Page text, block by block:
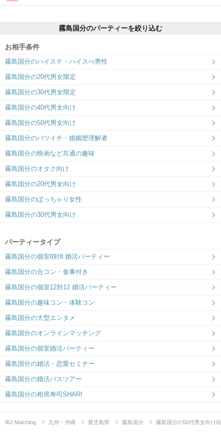
霧島市で唯一の婚活パーティー専用ラウ
ンジ／オシャレな空間で出逢いを演出♪
霧島国分のパーティーを絞り込む
お相手条件
霧島国分のハイステ・ハイスぺ男性
霧島国分の20代男女限定
霧島国分の30代男女限定
霧島国分の40代男女向け
霧島国分の50代男女向け
霧島国分のバツイチ・婚姻歴理解者
霧島国分の映画など共通の趣味
霧島国分のオタク向け
霧島国分の20代男女向け
霧島国分のぽっちゃり女性
霧島国分の30代男女向け
パーティータイプ
霧島国分の個室8対8 婚活パーティー
霧島国分の合コン・食事付き
霧島国分の個室12対12 婚活パーティー
霧島国分の趣味コン・体験コン
霧島国分の大型エンタメ
霧島国分のオンラインマッチング
霧島国分の個室婚活パーティー
霧島国分の婚活・恋愛セミナー
霧島国分の婚活バスツアー
霧島国分の相席寿司SHARI
IBJ Matching 九州・沖縄 鹿児島県 霧島国分 霧島国分の50代男女向け